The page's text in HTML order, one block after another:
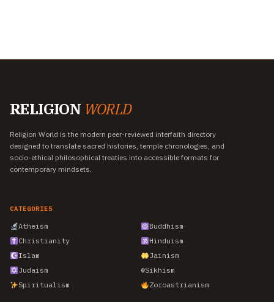
RELIGION WORLD
Religion World is the modern peer-reviewed interfaith directory
designed to translate sacred histories, temple chronologies, and
socio-ethical philosophical treaties into accessible formats for
contemporary mindsets.
CATEGORIES
Atheism
Buddhism
Christianity
Hinduism
Islam
Jainism
Judaism
☬Sikhism
Spiritualism
Zoroastrianism